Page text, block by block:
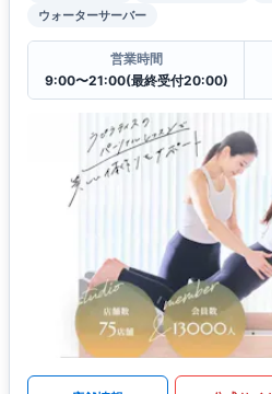
ウォーターサーバー
営業時間
9:00〜21:00(最終受付20:00)